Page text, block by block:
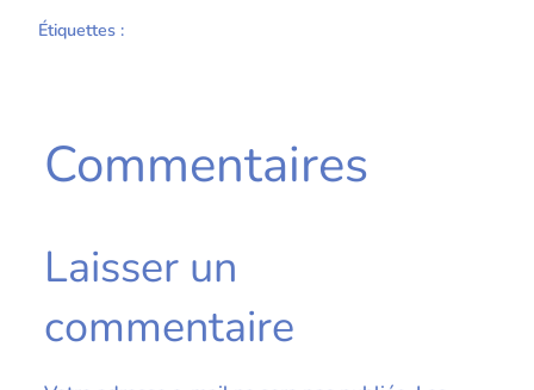
Étiquettes :
Commentaires
Laisser un
commentaire